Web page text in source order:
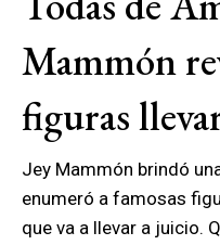
Mammón
figuras
Jey Mammón brindó
enumeró a famosas
que va a llevar a juicio.